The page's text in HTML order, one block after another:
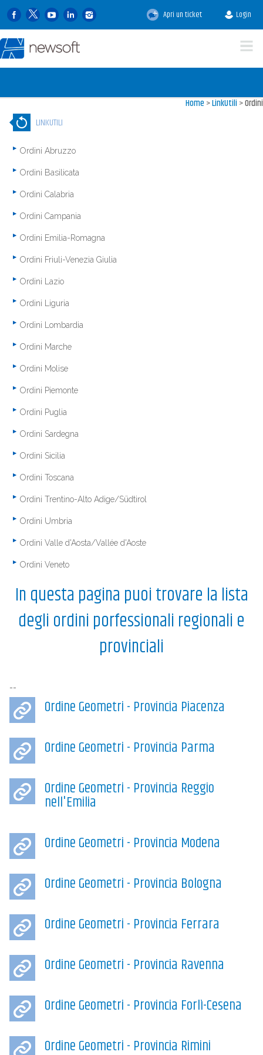
Apri un ticket Login
Home>LinkUtili>Ordini
LINKUTILI
Ordini Abruzzo
Ordini Basilicata
Ordini Calabria
Ordini Campania
Ordini Emilia-Romagna
Ordini Friuli-Venezia Giulia
Ordini Lazio
Ordini Liguria
Ordini Lombardia
Ordini Marche
Ordini Molise
Ordini Piemonte
Ordini Puglia
Ordini Sardegna
Ordini Sicilia
Ordini Toscana
Ordini Trentino-Alto Adige/Südtirol
Ordini Umbria
Ordini Valle d'Aosta/Vallée d'Aoste
Ordini Veneto
In questa pagina puoi trovare la lista
degli ordini porfessionali regionali e
provinciali
--
Ordine Geometri - Provincia Piacenza
Ordine Geometri - Provincia Parma
Ordine Geometri - Provincia Reggio
nell'Emilia
Ordine Geometri - Provincia Modena
Ordine Geometri - Provincia Bologna
Ordine Geometri - Provincia Ferrara
Ordine Geometri - Provincia Ravenna
Ordine Geometri - Provincia Forlì-Cesena
Ordine Geometri - Provincia Rimini